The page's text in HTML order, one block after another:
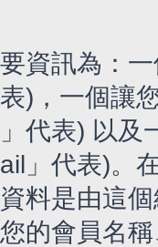
資訊為：
)，一個讓
代表) 以及
」代表)。
料是由這
的會員名